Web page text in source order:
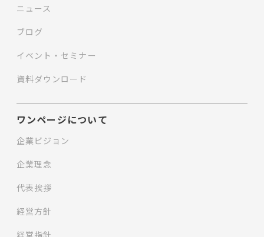
ニュース
ブログ
イベント・セミナー
資料ダウンロード
ワンページについて
企業ビジョン
企業理念
代表挨拶
経営方針